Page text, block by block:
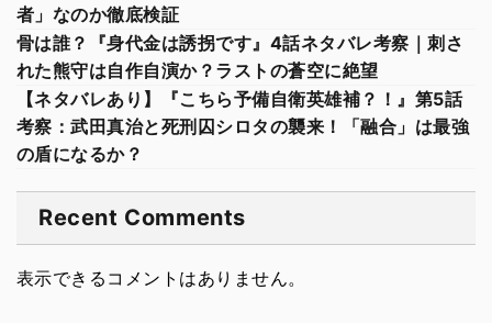
者」なのか徹底検証
骨は誰？『身代金は誘拐です』4話ネタバレ考察｜刺さ
れた熊守は自作自演か？ラストの蒼空に絶望
【ネタバレあり】『こちら予備自衛英雄補？！』第5話
考察：武田真治と死刑囚シロタの襲来！「融合」は最強
の盾になるか？
Recent Comments
表示できるコメントはありません。